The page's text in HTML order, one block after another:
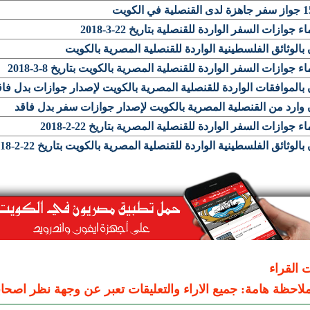
الكويت
جوازات السفر الواردة للقنصلية بتاريخ 22-3-2018
بالوثائق الفلسطينية الواردة للقنصلية المصرية بالكويت
جوازات السفر الواردة للقنصلية المصرية بالكويت بتاريخ 8-3-2018
بالموافقات الواردة للقنصلية المصرية بالكويت لإصدار جوازات بدل
وارد من القنصلية المصرية بالكويت لإصدار جوازات سفر بدل فاقد
جوازات السفر الواردة للقنصلية المصرية بتاريخ 22-2-2018
بالوثائق الفلسطينية الواردة للقنصلية المصرية بالكويت بتاريخ 22-2-2018
القراء
هامة: جميع الاراء والتعليقات تعبر عن وجهة نظر